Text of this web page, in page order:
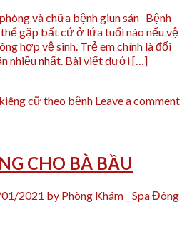
và chữa bệnh giun sán Bệnh
thể gặp bất cứ ở lứa tuổi nào nếu vệ
hợp vệ sinh. Trẻ em chính là đối
nhiều nhất. Bài viết dưới […]
cữ theo bệnh Leave a comment
CHO BÀ BẦU
2021 by Phòng Khám _ Spa Đông